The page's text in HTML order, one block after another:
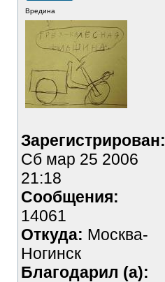
Вредина
Зарегистрирован:
Сб мар 25 2006
21:18
Сообщения:
14061
Откуда: Москва-
Ногинск
Благодарил (а):